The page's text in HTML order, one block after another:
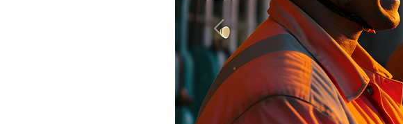
Anterior